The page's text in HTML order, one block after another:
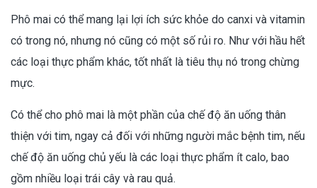
Phô mai có thể mang lại lợi ích sức khỏe do canxi và vitamin
có trong nó, nhưng nó cũng có một số rủi ro. Như với hầu hết
các loại thực phẩm khác, tốt nhất là tiêu thụ nó trong chừng
mực.
Có thể cho phô mai là một phần của chế độ ăn uống thân
thiện với tim, ngay cả đối với những người mắc bệnh tim, nếu
chế độ ăn uống chủ yếu là các loại thực phẩm ít calo, bao
gồm nhiều loại trái cây và rau quả.